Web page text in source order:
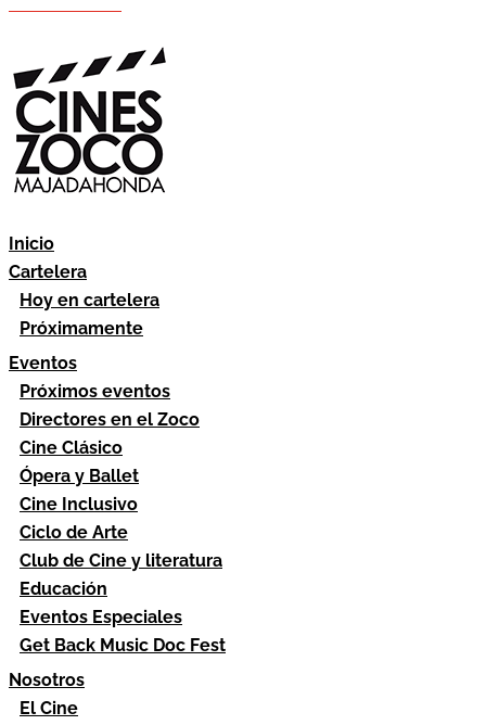
Inicio
Cartelera
Hoy en cartelera
Próximamente
Eventos
Próximos eventos
Directores en el Zoco
Cine Clásico
Ópera y Ballet
Cine Inclusivo
Ciclo de Arte
Club de Cine y literatura
Educación
Eventos Especiales
Get Back Music Doc Fest
Nosotros
El Cine